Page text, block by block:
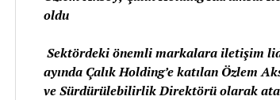
oldu
Sektördeki önemli markalara iletişim
ayında Çalık Holding’e katılan Özlem
ve Sürdürülebilirlik Direktörü olarak